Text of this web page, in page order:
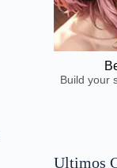
Build your
Ultimos